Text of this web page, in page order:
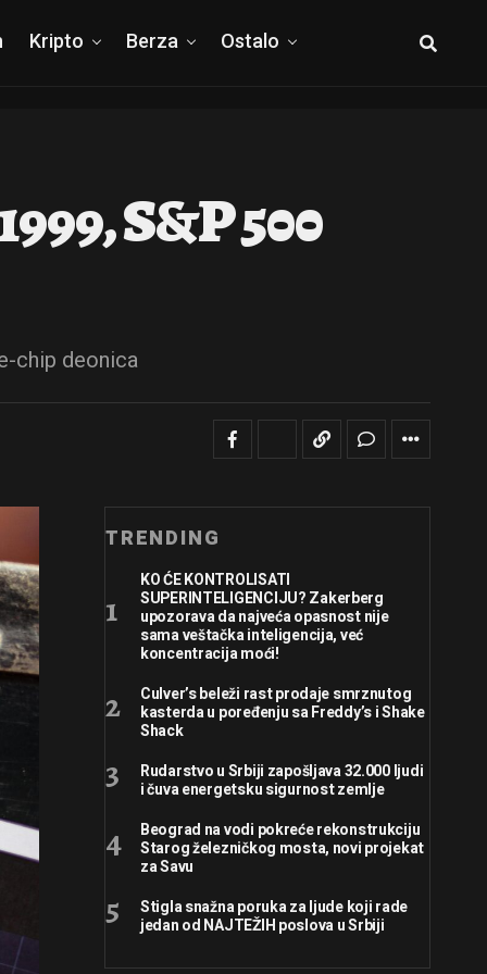
Kripto Berza Ostalo
S&P 500
chip deonica
TRENDING
KO ĆE KONTROLISATI
SUPERINTELIGENCIJU? Zakerberg
upozorava da najveća opasnost nije
sama veštačka inteligencija, već
koncentracija moći!
Culver’s beleži rast prodaje smrznutog
kasterda u poređenju sa Freddy’s i Shake
Shack
Rudarstvo u Srbiji zapošljava 32.000 ljudi
i čuva energetsku sigurnost zemlje
Beograd na vodi pokreće rekonstrukciju
Starog železničkog mosta, novi projekat
za Savu
Stigla snažna poruka za ljude koji rade
jedan od NAJTEŽIH poslova u Srbiji